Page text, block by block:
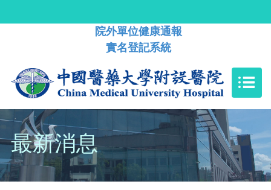
院外單位健康通報
實名登記系統
最新消息